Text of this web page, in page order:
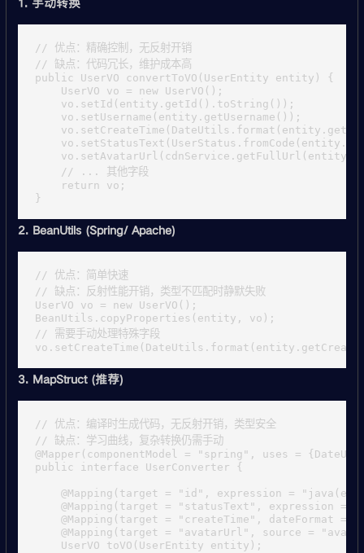
// 优点：精确控制，无反射开销
// 缺点：代码冗长，维护成本高
public UserVO convertToVO(UserEntity entity) {
    UserVO vo = new UserVO();
    vo.setId(entity.getId().toString());
    vo.setUsername(entity.getUsername());
    // ... 其他字段
    return vo;
2. BeanUtils (Spring/ Apache)
// 优点：简单快速
// 缺点：反射性能开销，类型不匹配时静默失败
UserVO vo = new UserVO();
BeanUtils.copyProperties(entity, vo);
// 需要手动处理特殊字段
3. MapStruct (推荐)
// 优点：编译时生成代码，无反射开销，类型安全
// 缺点：学习曲线，复杂转换仍需手动
@Mapper(componentModel = "spring", uses =
public interface UserConverter {
@Mapping(target = "id", expression =
@Mapping(target = "statusText", expression =
@Mapping(target = "createTime", dateFormat =
@Mapping(target = "avatarUrl", source =
    UserVO toVO(UserEntity entity);